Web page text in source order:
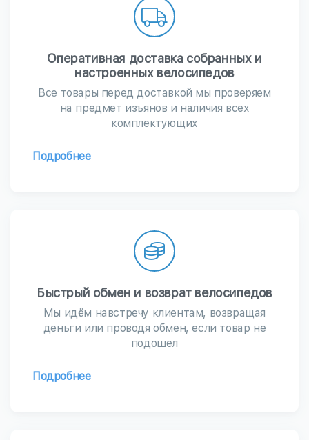
Оперативная доставка собранных и
настроенных велосипедов
Все товары перед доставкой мы проверяем
на предмет изъянов и наличия всех
комплектующих
Подробнее
Быстрый обмен и возврат велосипедов
Мы идём навстречу клиентам, возвращая
деньги или проводя обмен, если товар не
подошел
Подробнее